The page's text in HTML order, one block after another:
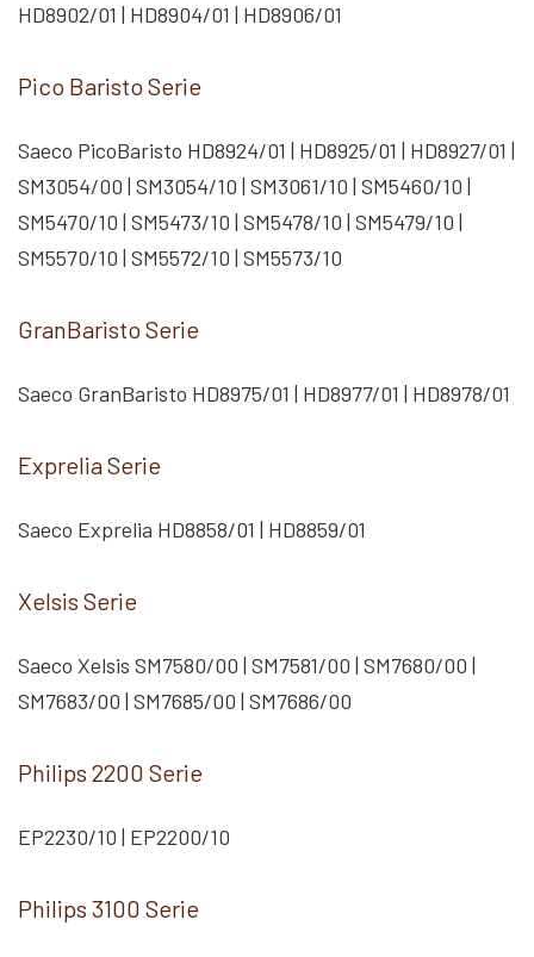
HD8902/01 | HD8904/01 | HD8906/01
Pico Baristo Serie
Saeco PicoBaristo HD8924/01 | HD8925/01 | HD8927/01 |
SM3054/00 | SM3054/10 | SM3061/10 | SM5460/10 |
SM5470/10 | SM5473/10 | SM5478/10 | SM5479/10 |
SM5570/10 | SM5572/10 | SM5573/10
GranBaristo Serie
Saeco GranBaristo HD8975/01 | HD8977/01 | HD8978/01
Exprelia Serie
Saeco Exprelia HD8858/01 | HD8859/01
Xelsis Serie
Saeco Xelsis SM7580/00 | SM7581/00 | SM7680/00 |
SM7683/00 | SM7685/00 | SM7686/00
Philips 2200 Serie
EP2230/10 | EP2200/10
Philips 3100 Serie